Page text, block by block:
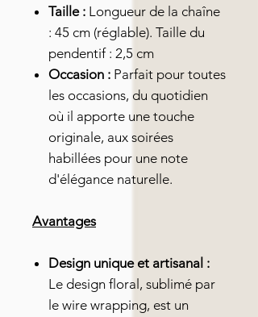
Taille : Longueur de la chaîne
: 45 cm (réglable). Taille du
pendentif : 2,5 cm
Occasion : Parfait pour toutes
les occasions, du quotidien
où il apporte une touche
originale, aux soirées
habillées pour une note
d'élégance naturelle.
Avantages
Design unique et artisanal :
Le design floral, sublimé par
le wire wrapping, est un